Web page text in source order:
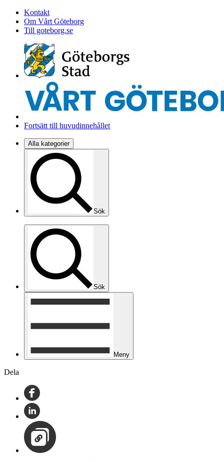
Kontakt
Om Vårt Göteborg
Till goteborg.se
Fortsätt till huvudinnehållet
Alla kategorier
Sök
Sök
Meny
Dela